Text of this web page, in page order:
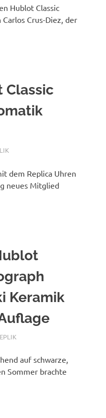
Hublot Classic
Crus-Diez, der
Classic
dem Replica Uhren
neues Mitglied
Keramik
auf schwarze,
Sommer brachte